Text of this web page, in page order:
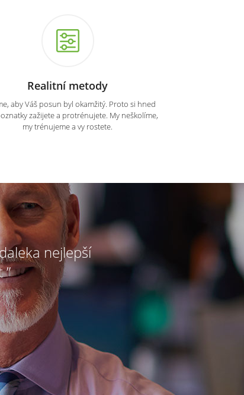
Realitní metody
aby Váš posun byl okamžitý. Proto si hned
zažijete a protrénujete. My neškolíme,
my trénujeme a vy rostete.
nejlepší